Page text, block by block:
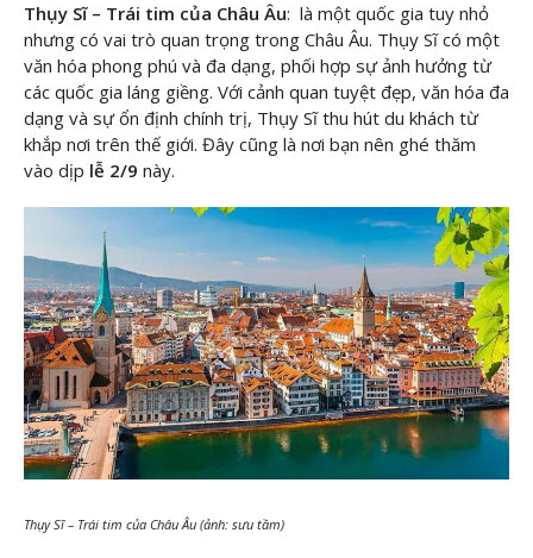
Thụy Sĩ – Trái tim của Châu Âu: là một quốc gia tuy nhỏ
nhưng có vai trò quan trọng trong Châu Âu. Thụy Sĩ có một
văn hóa phong phú và đa dạng, phối hợp sự ảnh hưởng từ
các quốc gia láng giềng. Với cảnh quan tuyệt đẹp, văn hóa đa
dạng và sự ổn định chính trị, Thụy Sĩ thu hút du khách từ
khắp nơi trên thế giới. Đây cũng là nơi bạn nên ghé thăm
vào dịp lễ 2/9 này.
Thụy Sĩ – Trái tim của Châu Âu (ảnh: sưu tầm)